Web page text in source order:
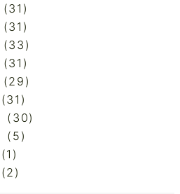
(31)
(31)
(33)
(31)
(29)
(31)
(30)
(5)
(1)
(2)